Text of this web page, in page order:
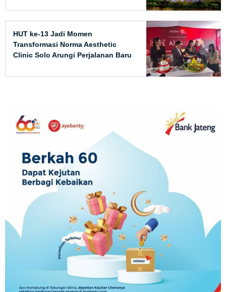
HUT ke-13 Jadi Momen
Transformasi Norma Aesthetic
Clinic Solo Arungi Perjalanan Baru